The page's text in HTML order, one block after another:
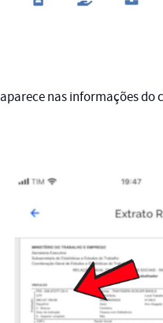
aparece nas informações do